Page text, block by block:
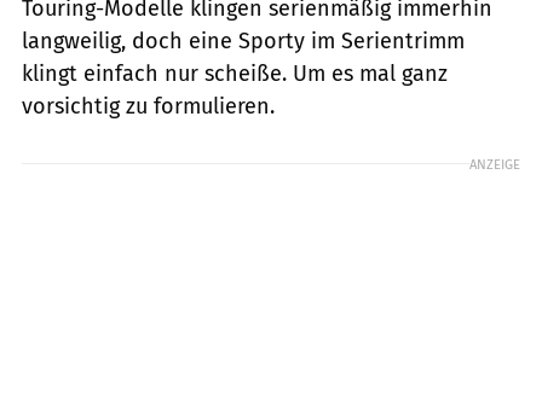
Touring-Modelle klingen serienmäßig immerhin
langweilig, doch eine Sporty im Serientrimm
klingt einfach nur scheiße. Um es mal ganz
vorsichtig zu formulieren.
ANZEIGE